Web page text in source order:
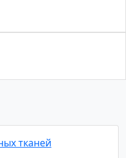
тканей